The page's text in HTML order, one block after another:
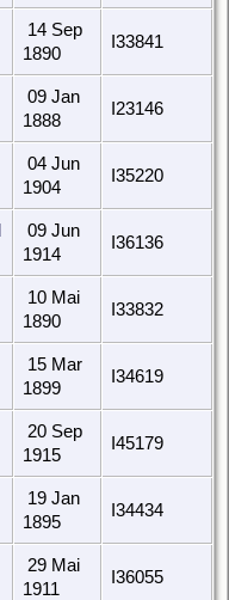
14 Sep
1890
I33841
09 Jan
1888
I23146
04 Jun
1904
I35220
09 Jun
1914
I36136
10 Mai
1890
I33832
15 Mar
1899
I34619
20 Sep
1915
I45179
19 Jan
1895
I34434
29 Mai
1911
I36055